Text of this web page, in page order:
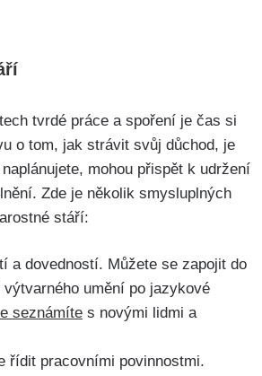
tvrdé práce a spoření je čas si
o tom, jak strávit svůj důchod, je
mohou přispět k udržení
Zde je několik smysluplných
stáří:
a dovedností. Můžete se zapojit do
umění po jazykové
seznámíte s novými lidmi a
řídit pracovními povinnostmi.